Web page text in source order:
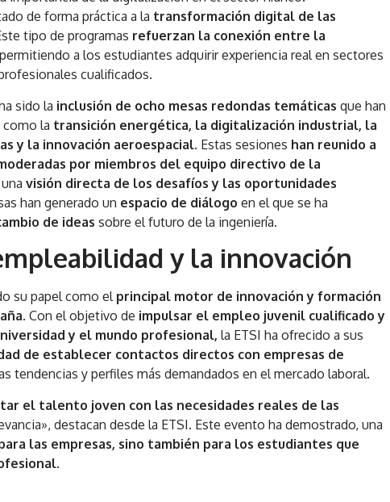
de forma práctica a la transformación digital de las
tipo de programas refuerzan la conexión entre la
a los estudiantes adquirir experiencia real en sectores
cualificados.
sido la inclusión de ocho mesas redondas temáticasque han
como la transición energética, la digitalización industrial, la
y la innovación aeroespacial. Estas sesiones han reunido a
por miembros del equipo directivo de la
unavisión directa de los desafíos y las oportunidades
han generado un espacio de diálogoen el que se ha
de ideas sobre el futuro de la ingeniería.
y la innovación
su papel como el principal motor de innovación y formación
. Con el objetivo de impulsar el empleo juvenil cualificado y
y el mundo profesional, la ETSI ha ofrecido a sus
de establecer contactos directos con empresas de
tendencias y perfiles más demandados en el mercado laboral.
el talento joven con las necesidades reales de las
destacan desde la ETSI. Este evento ha demostrado, una
las empresas, sino también para los estudiantes que